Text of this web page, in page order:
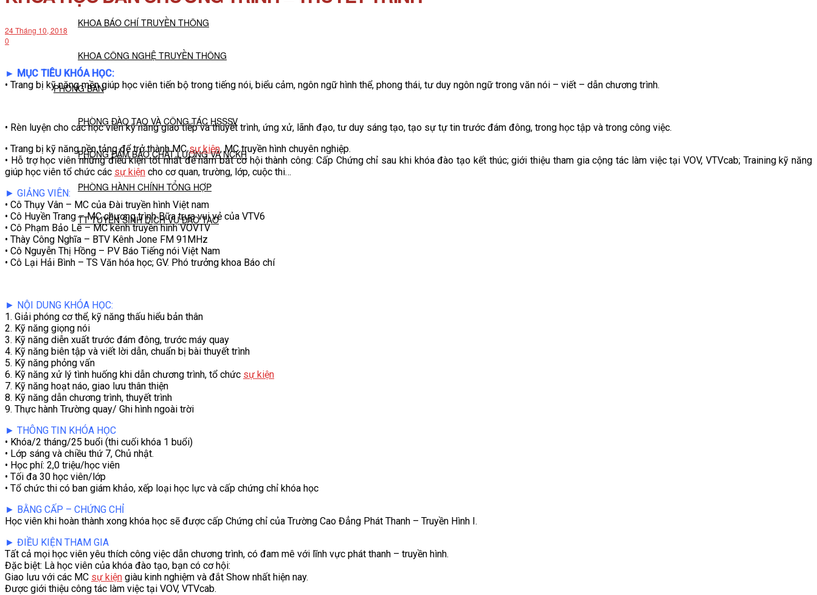
KHOA BÁO CHÍ TRUYỀN THÔNG
KHOA CÔNG NGHỆ TRUYỀN THÔNG
PHÒNG BAN
PHÒNG ĐÀO TẠO VÀ CÔNG TÁC HSSSV
PHÒNG ĐẢM BẢO CHẤT LƯỢNG VÀ NCKH
PHÒNG HÀNH CHÍNH TỔNG HỢP
TT TUYỂN SINH DỊCH VỤ ĐÀO TẠO
NGHIÊN CỨU KHOA HỌC
THƯ VIỆN
24 Tháng 10, 2018
0
► MỤC TIÊU KHÓA HỌC:
• Trang bị kỹ năng mền giúp học viên tiến bộ trong tiếng nói, biểu cảm, ngôn ngữ hình thể, phong thái, tư duy ngôn ngữ trong văn nói – viết – dẫn chương trình.
• Rèn luyện cho các học viên kỹ năng giao tiếp và thuyết trình, ứng xử, lãnh đạo, tư duy sáng tạo, tạo sự tự tin trước đám đông, trong học tập và trong công việc.
• Trang bị kỹ năng nền tảng để trở thành MCsự kiện, MC truyền hình chuyên nghiệp.
• Hỗ trợ học viên những điều kiện tốt nhất để nắm bắt cơ hội thành công: Cấp Chứng chỉ sau khi khóa đào tạo kết thúc; giới thiệu tham gia cộng tác làm việc tại VOV, VTVcab; Training kỹ năng
giúp học viên tổ chức các sự kiện cho cơ quan, trường, lớp, cuộc thi…
► GIẢNG VIÊN:
• Cô Thụy Vân – MC của Đài truyền hình Việt nam
• Cô Huyền Trang – MC chương trình Bữa trưa vui vẻ của VTV6
• Cô Phạm Bảo Lê – MC kênh truyền hình VOVTV
• Thày Công Nghĩa – BTV Kênh Jone FM 91MHz
• Cô Nguyễn Thị Hồng – PV Báo Tiếng nói Việt Nam
• Cô Lại Hải Bình – TS Văn hóa học; GV. Phó trưởng khoa Báo chí
► NỘI DUNG KHÓA HỌC:
1. Giải phóng cơ thể, kỹ năng thấu hiểu bản thân
2. Kỹ năng giọng nói
3. Kỹ năng diễn xuất trước đám đông, trước máy quay
4. Kỹ năng biên tập và viết lời dẫn, chuẩn bị bài thuyết trình
5. Kỹ năng phỏng vấn
6. Kỹ năng xử lý tình huống khi dẫn chương trình, tổ chức sự kiện
7. Kỹ năng hoạt náo, giao lưu thân thiện
8. Kỹ năng dẫn chương trình, thuyết trình
9. Thực hành Trường quay/ Ghi hình ngoài trời
► THÔNG TIN KHÓA HỌC
• Khóa/2 tháng/25 buổi (thi cuối khóa 1 buổi)
• Lớp sáng và chiều thứ 7, Chủ nhật.
• Học phí: 2,0 triệu/học viên
• Tối đa 30 học viên/lớp
• Tổ chức thi có ban giám khảo, xếp loại học lực và cấp chứng chỉ khóa học
► BẰNG CẤP – CHỨNG CHỈ
Học viên khi hoàn thành xong khóa học sẽ được cấp Chứng chỉ của Trường Cao Đẳng Phát Thanh – Truyền Hình I.
► ĐIỀU KIỆN THAM GIA
Tất cả mọi học viên yêu thích công việc dẫn chương trình, có đam mê với lĩnh vực phát thanh – truyền hình.
Đặc biệt: Là học viên của khóa đào tạo, bạn có cơ hội:
Giao lưu với các MC sự kiện giàu kinh nghiệm và đắt Show nhất hiện nay.
Được giới thiệu công tác làm việc tại VOV, VTVcab.